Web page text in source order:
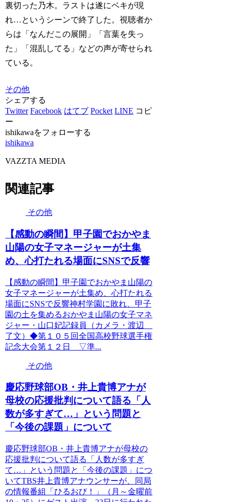
裏切った乃木。ラストは遂にベキが現
れ…というシーンで終了した。視聴者か
らは「なんだこの展開」「言葉を失っ
た」「混乱してる」などの声が寄せられ
ている。
その他
シェアする
Twitter Facebook はてブ Pocket LINE コピ
ー
ishikawaをフォローする
ishikawa
VAZZTA MEDIA
関連記事
その他
【感動の瞬間】甲子園でおかやま
山陽の女子マネージャーが土集
め、心打たれる場面にSNSで反響
【感動の瞬間】甲子園でおかやま山陽の
女子マネージャーが土集め、心打たれる
場面にSNSで反響神村学園に敗れ、甲子
園の土を集めるおかやま山陽の女子マネ
ジャー・山口妃記録員（カメラ・渡辺
了文）◆第１０５回全国高校野球選手権
記念大会第１２日 ▽準...
その他
慶応野球部OB・井上貴博アナが
母校の応援批判について語る「人
数が多すぎて…」という問題と
「今後の課題」について
慶応野球部OB・井上貴博アナが母校の
応援批判について語る「人数が多すぎ
て…」という問題と「今後の課題」につ
いてTBS井上貴博アナウンサーが、同局
の情報番組「ひるおび！」（月～金曜前